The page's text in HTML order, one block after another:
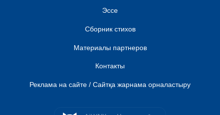
Эссе
Сборник стихов
Материалы партнеров
Контакты
Реклама на сайте / Сайтқа жарнама орналастыру